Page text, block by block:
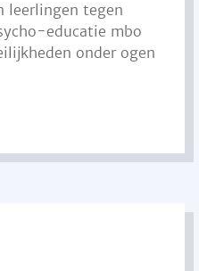
leerlingen tegen
educatie mbo
onder ogen